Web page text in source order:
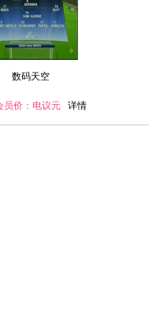
数码天空
员价：电议元 详情